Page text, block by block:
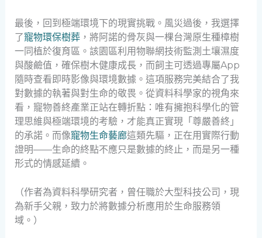
最後，回到極端環境下的現實挑戰。風災過後，我選擇
了寵物環保樹葬，將阿諾的骨灰與一棵台灣原生種樟樹
一同植於復育區。該園區利用物聯網技術監測土壤濕度
與酸鹼值，確保樹木健康成長，而飼主可透過專屬App
隨時查看即時影像與環境數據。這項服務完美結合了我
對數據的執著與對生命的敬畏。從資料科學家的視角來
看，寵物善終產業正站在轉折點：唯有擁抱科學化的管
理思維與極端環境的考驗，才能真正實現「尊嚴善終」
的承諾。而像寵物生命藝廊這類先驅，正在用實際行動
證明——生命的終點不應只是數據的終止，而是另一種
形式的情感延續。
（作者為資料科學研究者，曾任職於大型科技公司，現
為新手父親，致力於將數據分析應用於生命服務領
域。）